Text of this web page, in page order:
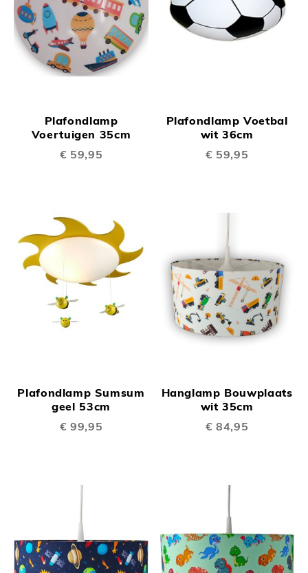
Plafondlamp
Voertuigen 35cm
€ 59,95
Plafondlamp Voetbal
wit 36cm
€ 59,95
Plafondlamp Sumsum
geel 53cm
€ 99,95
Hanglamp Bouwplaats
wit 35cm
€ 84,95